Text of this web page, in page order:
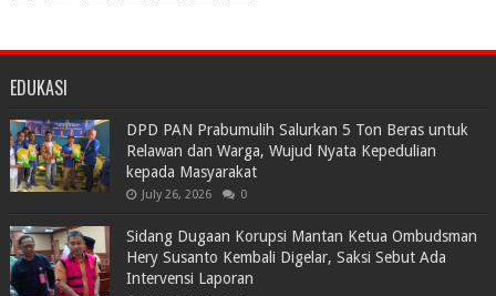
EDUKASI
DPD PAN Prabumulih Salurkan 5 Ton Beras untuk
Relawan dan Warga, Wujud Nyata Kepedulian
kepada Masyarakat
July 26, 2026 0
Sidang Dugaan Korupsi Mantan Ketua Ombudsman
Hery Susanto Kembali Digelar, Saksi Sebut Ada
Intervensi Laporan